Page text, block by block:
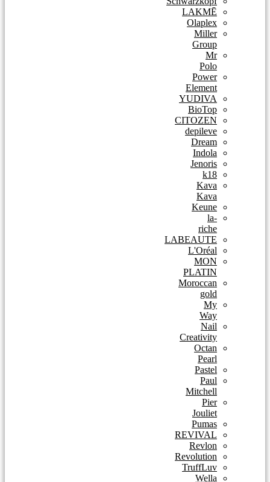
LAKMĒ
Olaplex
Miller
Group
Mr
Polo
Power
Element
YUDIVA
BioTop
CITOZEN
depileve
Dream
Indola
Jenoris
k18
Kava
Kava
Keune
la-
riche
LABEAUTE
L'Oréal
MON
PLATIN
Moroccan
gold
My
Way
Nail
Creativity
Octan
Pearl
Pastel
Paul
Mitchell
Pier
Jouliet
Pumas
REVIVAL
Revlon
Revolution
TruffLuv
Wella